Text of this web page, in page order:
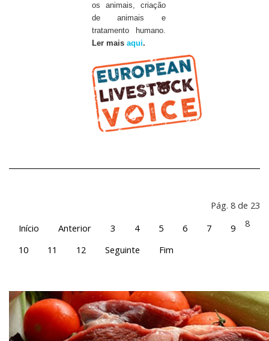
os animais, criação
de animais e
tratamento humano.
Ler mais aqui.
Pág. 8 de 23
Início
Anterior 3 4 5 6 7 8
9
10
11 12 Seguinte Fim